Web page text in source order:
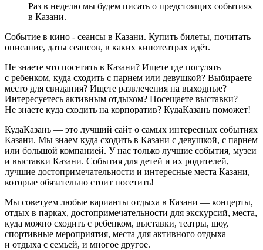
Раз в неделю мы будем писать о предстоящих событиях
в Казани.
Событие в кино - сеансы в Казани. Купить билеты, почитать
описание, даты сеансов, в каких кинотеатрах идёт.
Не знаете что посетить в Казани? Ищете где погулять
с ребенком, куда сходить с парнем или девушкой? Выбираете
место для свидания? Ищете развлечения на выходные?
Интересуетесь активным отдыхом? Посещаете выставки?
Не знаете куда сходить на корпоратив? КудаКазань поможет!
КудаКазань — это лучший сайт о самых интересных событиях
Казани. Мы знаем куда сходить в Казани с девушкой, с парнем
или большой компанией. У нас только лучшие события, музеи
и выставки Казани. События для детей и их родителей,
лучшие достопримечательности и интересные места Казани,
которые обязательно стоит посетить!
Мы советуем любые варианты отдыха в Казани — концерты,
отдых в парках, достопримечательности для экскурсий, места,
куда можно сходить с ребенком, выставки, театры, шоу,
спортивные мероприятия, места для активного отдыха
и отдыха с семьей, и многое другое.